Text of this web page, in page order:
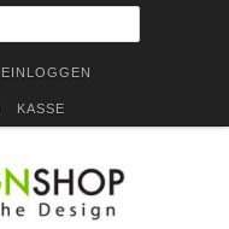
EINLOGGEN
KASSE